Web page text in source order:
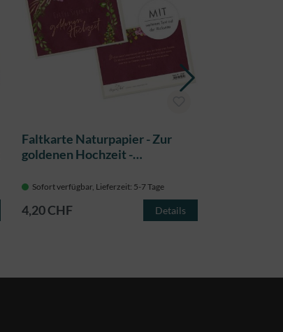
Faltkarte Naturpapier - Zur
goldenen Hochzeit -
Sofort verfügbar, Lieferzeit: 5-7 Tage
4,20 CHF Details